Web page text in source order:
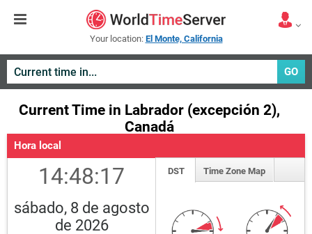
Your location: El Monte, California
GO
Current Time in Labrador (excepción 2),
Canadá
Hora local
14:48:17
sábado, 8 de agosto
de 2026
DST Time Zone Map